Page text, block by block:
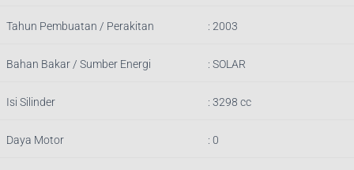
Tahun Pembuatan / Perakitan : 2003
Bahan Bakar / Sumber Energi : SOLAR
Isi Silinder : 3298 cc
Daya Motor : 0